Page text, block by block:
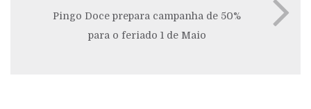
Pingo Doce prepara campanha de 50%
para o feriado 1 de Maio